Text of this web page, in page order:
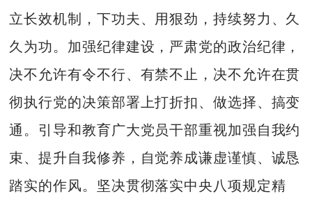
立长效机制，下功夫、用狠劲，持续努力、久
久为功。加强纪律建设，严肃党的政治纪律，
决不允许有令不行、有禁不止，决不允许在贯
彻执行党的决策部署上打折扣、做选择、搞变
通。引导和教育广大党员干部重视加强自我约
束、提升自我修养，自觉养成谦虚谨慎、诚恳
踏实的作风。坚决贯彻落实中央八项规定精